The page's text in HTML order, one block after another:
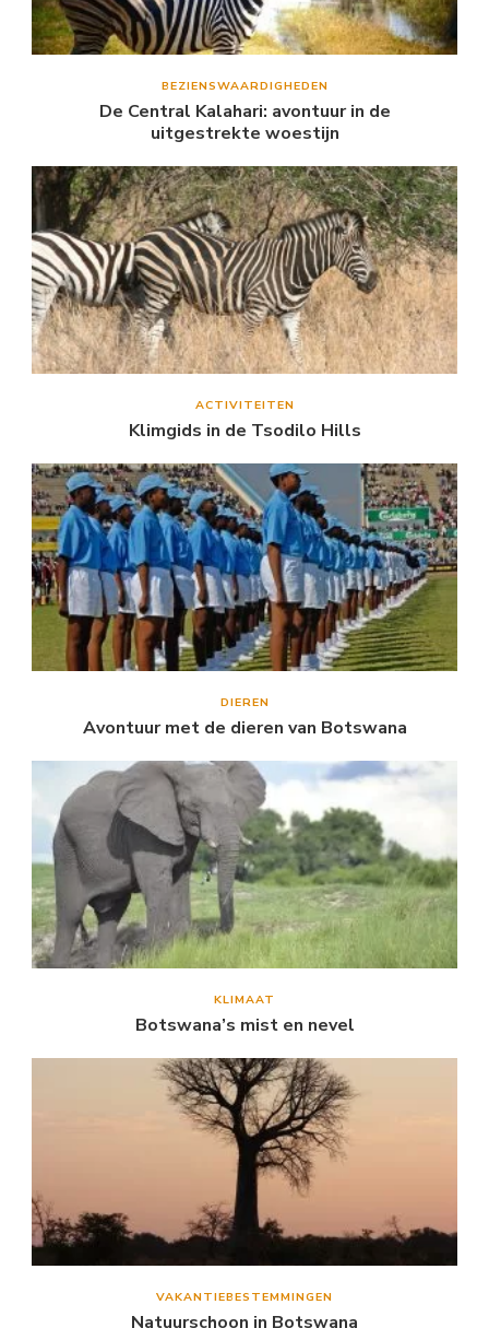
BEZIENSWAARDIGHEDEN
De Central Kalahari: avontuur in de
uitgestrekte woestijn
ACTIVITEITEN
Klimgids in de Tsodilo Hills
DIEREN
Avontuur met de dieren van Botswana
KLIMAAT
Botswana’s mist en nevel
VAKANTIEBESTEMMINGEN
Natuurschoon in Botswana